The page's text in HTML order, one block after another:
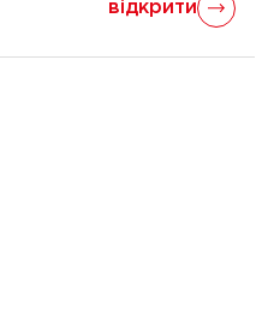
відкрити